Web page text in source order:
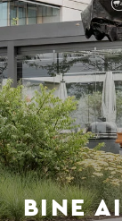
BINE